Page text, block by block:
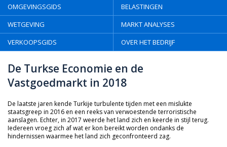
OMGEVINGSGIDS
BELASTINGEN
WETGEVING
MARKT ANALYSES
VERKOOPSGIDS
OVER HET BEDRIJF
De Turkse Economie en de
Vastgoedmarkt in 2018
De laatste jaren kende Turkije turbulente tijden met een mislukte
staatsgreep in 2016 en een reeks van verwoestende terroristische
aanslagen. Echter, in 2017 weerde het land zich en keerde in stijl terug.
Iedereen vroeg zich af wat er kon bereikt worden ondanks de
hindernissen waarmee het land zich geconfronteerd zag.